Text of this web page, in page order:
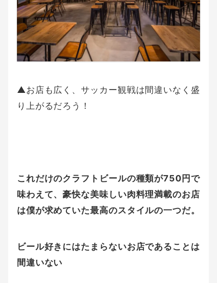
▲お店も広く、サッカー観戦は間違いなく盛
り上がるだろう！
これだけのクラフトビールの種類が750円で
味わえて、豪快な美味しい肉料理満載のお店
は僕が求めていた最高のスタイルの一つだ。
ビール好きにはたまらないお店であることは
間違いない